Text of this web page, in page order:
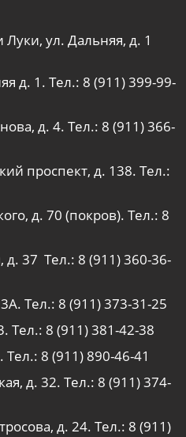
Луки, ул. Дальняя, д. 1
д. 1. Тел.: 8 (911) 399-99-
д. 4. Тел.: 8 (911) 366-
проспект, д. 138. Тел.:
д. 70 (покров). Тел.: 8
д. 37 Тел.: 8 (911) 360-36-
Тел.: 8 (911) 373-31-25
Тел.: 8 (911) 381-42-38
Тел.: 8 (911) 890-46-41
д. 32. Тел.: 8 (911) 374-
д. 24. Тел.: 8 (911)